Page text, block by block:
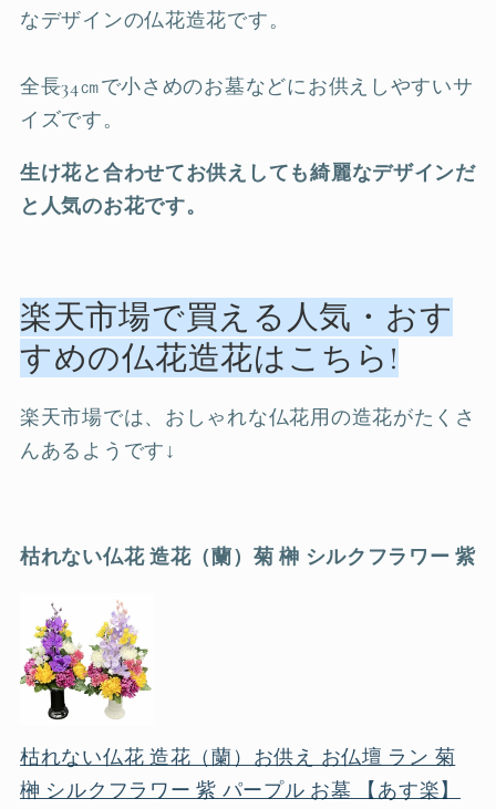
なデザインの仏花造花です。
全長34㎝で小さめのお墓などにお供えしやすいサ
イズです。
生け花と合わせてお供えしても綺麗なデザインだ
と人気のお花です。
楽天市場で買える人気・おす
すめの仏花造花はこちら!
楽天市場では、おしゃれな仏花用の造花がたくさ
んあるようです↓
枯れない仏花 造花（蘭）菊 榊 シルクフラワー 紫
枯れない仏花 造花（蘭）お供え お仏壇 ラン 菊
榊 シルクフラワー 紫 パープル お墓 【あす楽】